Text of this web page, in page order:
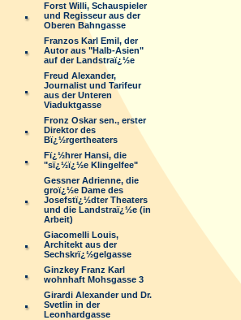
Forst Willi, Schauspieler
und Regisseur aus der
Oberen Bahngasse
Franzos Karl Emil, der
Autor aus "Halb-Asien"
auf der Landstraï¿½e
Freud Alexander,
Journalist und Tarifeur
aus der Unteren
Viaduktgasse
Fronz Oskar sen., erster
Direktor des
Bï¿½rgertheaters
Fï¿½hrer Hansi, die
"sï¿½ï¿½e Klingelfee"
Gessner Adrienne, die
groï¿½e Dame des
Josefstï¿½dter Theaters
und die Landstraï¿½e (in
Arbeit)
Giacomelli Louis,
Architekt aus der
Sechskrï¿½gelgasse
Ginzkey Franz Karl
wohnhaft Mohsgasse 3
Girardi Alexander und Dr.
Svetlin in der
Leonhardgasse